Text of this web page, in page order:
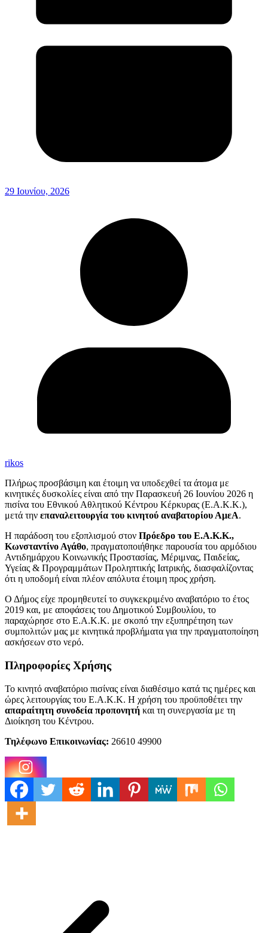
29 Ιουνίου, 2026
rikos
Πλήρως προσβάσιμη και έτοιμη να υποδεχθεί τα άτομα με
κινητικές δυσκολίες είναι από την Παρασκευή 26 Ιουνίου 2026 η
πισίνα του Εθνικού Αθλητικού Κέντρου Κέρκυρας (Ε.Α.Κ.Κ.),
μετά την επαναλειτουργία του κινητού αναβατορίου ΑμεΑ.
Η παράδοση του εξοπλισμού στον Πρόεδρο του Ε.Α.Κ.Κ.,
Κωνσταντίνο Αγάθο, πραγματοποιήθηκε παρουσία του αρμόδιου
Αντιδημάρχου Κοινωνικής Προστασίας, Μέριμνας, Παιδείας,
Υγείας & Προγραμμάτων Προληπτικής Ιατρικής, διασφαλίζοντας
ότι η υποδομή είναι πλέον απόλυτα έτοιμη προς χρήση.
Ο Δήμος είχε προμηθευτεί το συγκεκριμένο αναβατόριο το έτος
2019 και, με αποφάσεις του Δημοτικού Συμβουλίου, το
παραχώρησε στο Ε.Α.Κ.Κ. με σκοπό την εξυπηρέτηση των
συμπολιτών μας με κινητικά προβλήματα για την πραγματοποίηση
ασκήσεων στο νερό.
Πληροφορίες Χρήσης
Το κινητό αναβατόριο πισίνας είναι διαθέσιμο κατά τις ημέρες και
ώρες λειτουργίας του Ε.Α.Κ.Κ. Η χρήση του προϋποθέτει την
απαραίτητη συνοδεία προπονητή και τη συνεργασία με τη
Διοίκηση του Κέντρου.
Τηλέφωνο Επικοινωνίας: 26610 49900